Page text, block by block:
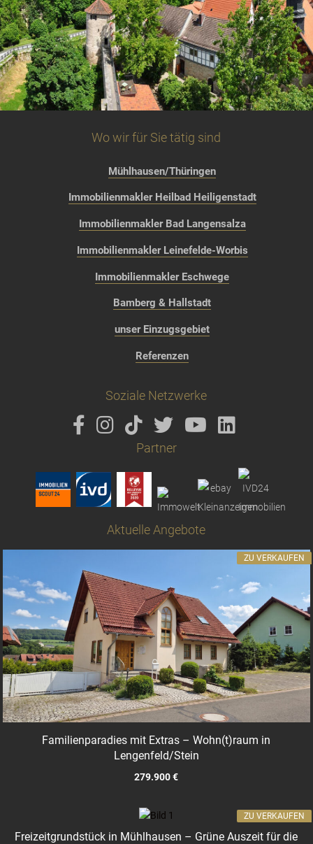
Wo wir für Sie tätig sind
Mühlhausen/Thüringen
Immobilienmakler Heilbad Heiligenstadt
Immobilienmakler Bad Langensalza
Immobilienmakler Leinefelde-Worbis
Immobilienmakler Eschwege
Bamberg & Hallstadt
unser Einzugsgebiet
Referenzen
Soziale Netzwerke
Partner
Aktuelle Angebote
Familienparadies mit Extras – Wohn(t)raum in
Lengenfeld/Stein
279.900 €
ZU VERKAUFEN
Freizeitgrundstück in Mühlhausen – Grüne Auszeit für die
ZU VERKAUFEN